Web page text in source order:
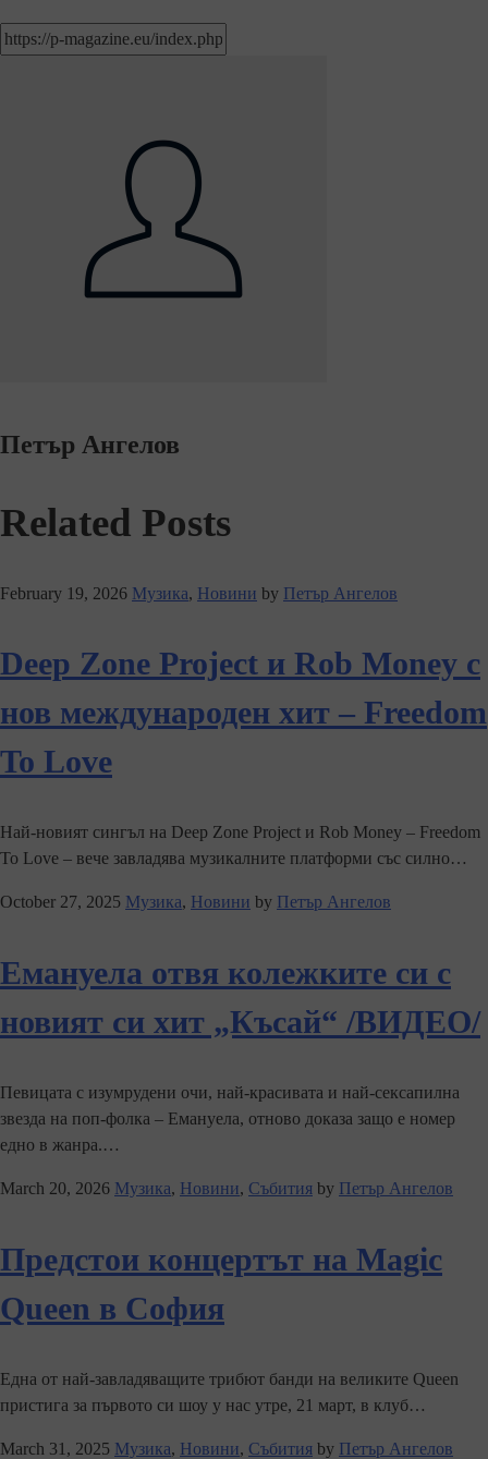
Петър Ангелов
Related Posts
February 19, 2026 Музика, Новини by Петър Ангелов
Deep Zone Project и Rob Money с
нов международен хит – Freedom
To Love
Най-новият сингъл на Deep Zone Project и Rob Money – Freedom
To Love – вече завладява музикалните платформи със силно…
October 27, 2025 Музика, Новини by Петър Ангелов
Емануела отвя колежките си с
новият си хит „Късай“ /ВИДЕО/
Певицата с изумрудени очи, най-красивата и най-сексапилна
звезда на поп-фолка – Емануела, отново доказа защо е номер
едно в жанра.…
March 20, 2026 Музика, Новини, Събития by Петър Ангелов
Предстои концертът на Magic
Queen в София
Една от най-завладяващите трибют банди на великите Queen
пристига за първото си шоу у нас утре, 21 март, в клуб…
March 31, 2025 Музика, Новини, Събития by Петър Ангелов